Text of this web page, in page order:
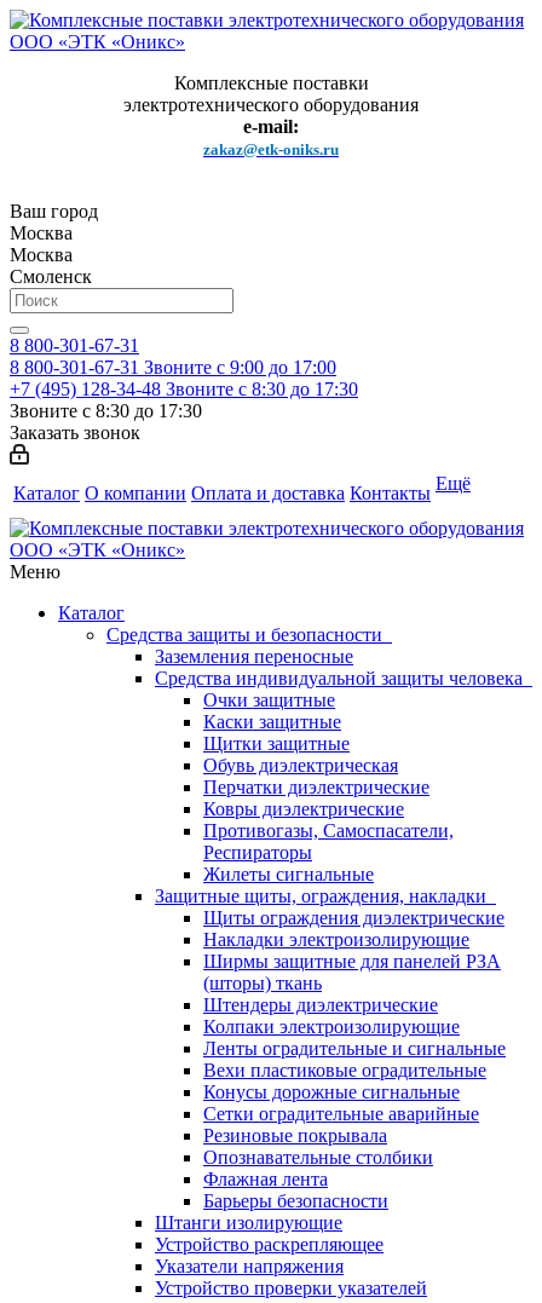
Комплексные поставки
электротехнического оборудования
e-mail:
zakaz@etk-oniks.ru
Ваш город
Москва
Москва
Смоленск
8 800-301-67-31
8 800-301-67-31 Звоните с 9:00 до 17:00
+7 (495) 128-34-48 Звоните с 8:30 до 17:30
Звоните с 8:30 до 17:30
Заказать звонок
Каталог О компании Оплата и доставка Контакты Ещё
Меню
Каталог
Средства защиты и безопасности
Заземления переносные
Средства индивидуальной защиты человека
Очки защитные
Каски защитные
Щитки защитные
Обувь диэлектрическая
Перчатки диэлектрические
Ковры диэлектрические
Противогазы, Самоспасатели,
Респираторы
Жилеты сигнальные
Защитные щиты, ограждения, накладки
Щиты ограждения диэлектрические
Накладки электроизолирующие
Ширмы защитные для панелей РЗА
(шторы) ткань
Штендеры диэлектрические
Колпаки электроизолирующие
Ленты оградительные и сигнальные
Вехи пластиковые оградительные
Конусы дорожные сигнальные
Сетки оградительные аварийные
Резиновые покрывала
Опознавательные столбики
Флажная лента
Барьеры безопасности
Штанги изолирующие
Устройство раскрепляющее
Указатели напряжения
Устройство проверки указателей